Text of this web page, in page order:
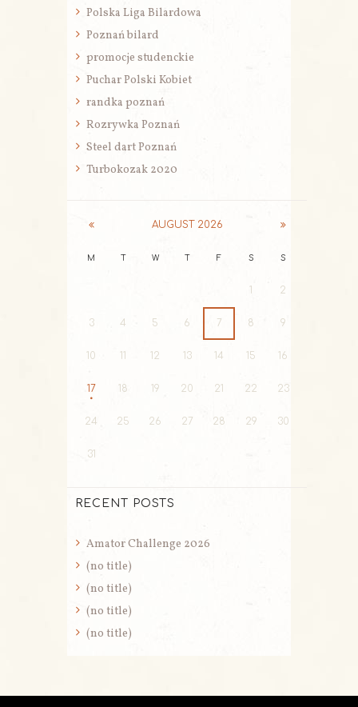
Polska Liga Bilardowa
Poznań bilard
promocje studenckie
Puchar Polski Kobiet
randka poznań
Rozrywka Poznań
Steel dart Poznań
Turbokozak 2020
AUGUST 2026
M W F S S
2
3 4 5 6 7 8 9
10 11 12 13 14 15 16
17 18 19 20 21 22 23
24 25 26 27 28 29 30
31
RECENT POSTS
Amator Challenge 2026
(no title)
(no title)
(no title)
(no title)